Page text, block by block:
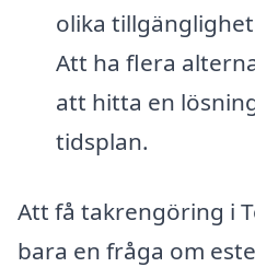
olika
Att ha flera
att hitta en
tidsplan.
Att få takrengöring i
bara en fråga om